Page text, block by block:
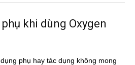
khi dùng Oxygen
phụ hay tác dụng không mong